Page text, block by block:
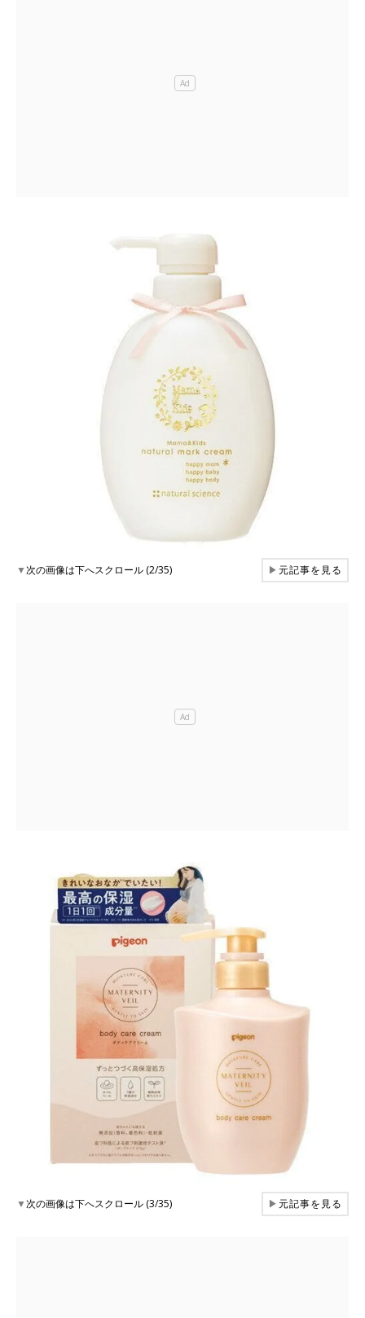
▼次の画像は下へスクロール (2/35) ▶元記事を見る
▼次の画像は下へスクロール (3/35) ▶元記事を見る